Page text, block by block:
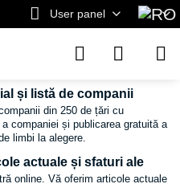
User panel
și listă de companii
din 250 de țări cu
companiei și publicarea gratuită a
limbi la alegere.
actuale și sfaturi ale
online. Vă oferim articole actuale